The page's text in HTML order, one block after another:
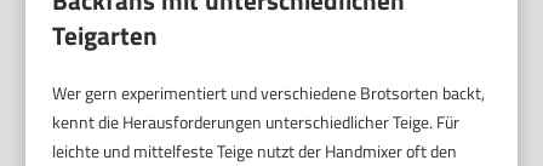
Teigarten
Wer gern experimentiert und verschiedene Brotsorten backt,
kennt die Herausforderungen unterschiedlicher Teige. Für
leichte und mittelfeste Teige nutzt der Handmixer oft den